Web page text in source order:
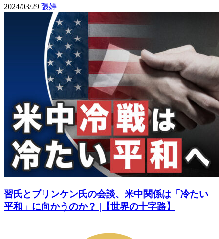
2024/03/29 張婷
習氏とブリンケン氏の会談、米中関係は「冷たい
平和」に向かうのか？ |【世界の十字路】